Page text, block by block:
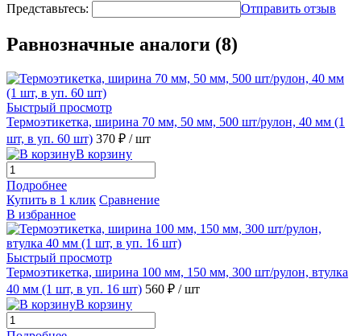
Представьтесь: Отправить отзыв
Равнозначные аналоги (8)
Быстрый просмотр
Термоэтикетка, ширина 70 мм, 50 мм, 500 шт/рулон, 40 мм (1
шт, в уп. 60 шт) 370 ₽ / шт
В корзину
Подробнее
Купить в 1 клик Сравнение
В избранное
Быстрый просмотр
Термоэтикетка, ширина 100 мм, 150 мм, 300 шт/рулон, втулка
40 мм (1 шт, в уп. 16 шт) 560 ₽ / шт
В корзину